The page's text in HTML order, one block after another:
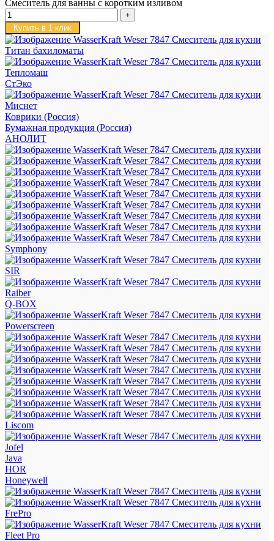
Смеситель для ванны с коротким изливом
Купить в 1 клик
Титан бахиломаты
Тепломаш
СтЭко
Миснет
Коврики (Россия)
Бумажная продукция (Россия)
АНОЛИТ
Symphony
SIR
Raiber
Q-BOX
Powerscreen
Liscom
Jofel
Java
HOR
Honeywell
FrePro
Fleet Pro